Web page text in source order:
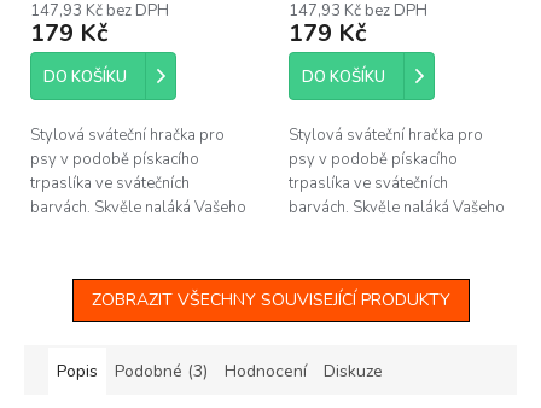
147,93 Kč bez DPH
179 Kč
DO KOŠÍKU
Stylová sváteční hračka pro
psy v podobě pískacího
trpaslíka ve svátečních
barvách. Skvěle naláká Vašeho
147,93 Kč bez DPH
179 Kč
DO KOŠÍKU
Stylová sváteční hračka pro
psy v podobě pískacího
trpaslíka ve svátečních
barvách. Skvěle naláká Vašeho
A...
ZOBRAZIT VŠECHNY SOUVISEJÍCÍ PRODUKTY
Popis Podobné (3) Hodnocení Diskuze